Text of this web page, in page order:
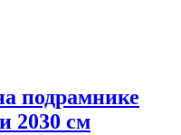
подрамнике
2030 см